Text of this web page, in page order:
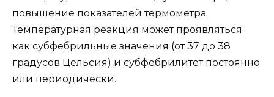
повышение показателей термометра.
Температурная реакция может проявляться
как субфебрильные значения (от 37 до 38
градусов Цельсия) и субфебрилитет постоянно
или периодически.